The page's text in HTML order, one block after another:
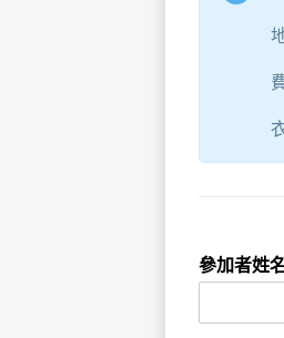
參加者姓